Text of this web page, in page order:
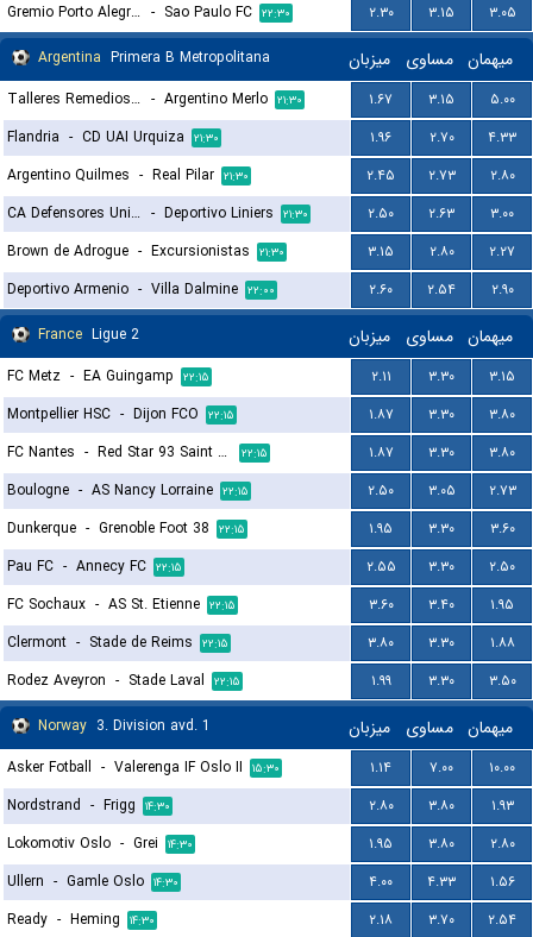
Gremio Porto Alegrense RS - Sao Paulo FC ۲۲:۳۰ ۲.۳۰ ۳.۱۵
۳.۰۵
Argentina Primera B Metropolitana میزبان مساوی میهمان
Talleres Remedios Escalada - Argentino Merlo ۲۱:۳۰ ۱.۶۷ ۳.۱۵
۵.۰۰
Flandria - CD UAI Urquiza ۲۱:۳۰ ۱.۹۶ ۲.۷۰
۴.۳۳
Argentino Quilmes - Real Pilar ۲۱:۳۰ ۲.۴۵ ۲.۷۳
۲.۸۰
CA Defensores Unidos - Deportivo Liniers ۲۱:۳۰ ۲.۵۰ ۲.۶۳
۳.۰۰
Brown de Adrogue - Excursionistas ۲۱:۳۰ ۳.۱۵ ۲.۸۰
۲.۲۷
Deportivo Armenio - Villa Dalmine ۲۲:۰۰ ۲.۶۰ ۲.۵۴
۲.۹۰
France Ligue 2 میزبان مساوی میهمان
FC Metz - EA Guingamp ۲۲:۱۵ ۲.۱۱ ۳.۳۰
۳.۱۵
Montpellier HSC - Dijon FCO ۲۲:۱۵ ۱.۸۷ ۳.۳۰
۳.۸۰
FC Nantes - Red Star 93 Saint Ouen ۲۲:۱۵ ۱.۸۷ ۳.۳۰
۳.۸۰
Boulogne - AS Nancy Lorraine ۲۲:۱۵ ۲.۵۰ ۳.۰۵
۲.۷۳
Dunkerque - Grenoble Foot 38 ۲۲:۱۵ ۱.۹۵ ۳.۳۰
۳.۶۰
Pau FC - Annecy FC ۲۲:۱۵ ۲.۵۵ ۳.۳۰
۲.۵۰
FC Sochaux - AS St. Etienne ۲۲:۱۵ ۳.۶۰ ۳.۴۰
۱.۹۵
Clermont - Stade de Reims ۲۲:۱۵ ۳.۸۰ ۳.۳۰
۱.۸۸
Rodez Aveyron - Stade Laval ۲۲:۱۵ ۱.۹۹ ۳.۳۰
۳.۵۰
Norway 3. Division avd. 1 میزبان مساوی میهمان
Asker Fotball - Valerenga IF Oslo II ۱۵:۳۰ ۱.۱۴ ۷.۰۰
۱۰.۰۰
Nordstrand - Frigg ۱۴:۳۰ ۲.۸۰ ۳.۸۰
۱.۹۳
Lokomotiv Oslo - Grei ۱۴:۳۰ ۱.۹۵ ۳.۸۰
۲.۸۰
Ullern - Gamle Oslo ۱۴:۳۰ ۴.۰۰ ۴.۳۳
۱.۵۶
Ready - Heming ۱۴:۳۰ ۲.۱۸ ۳.۷۰
۲.۵۴